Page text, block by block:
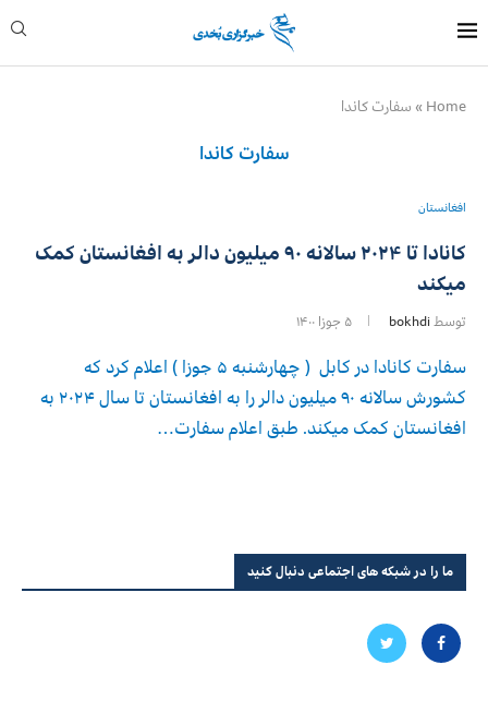
Home
» سفارت کاندا
سفارت کاندا
افغانستان
کانادا تا ۲۰۲۴ سالانه ۹۰ میلیون دالر به افغانستان کمک
میکند
توسط bokhdi ۵ جوزا ۱۴۰۰
سفارت کانادا در کابل ( چهارشنبه ۵ جوزا ) اعلام کرد که
کشورش سالانه ۹۰ میلیون دالر را به افغانستان تا سال ۲۰۲۴ به
افغانستان کمک میکند. طبق اعلام سفارت…
ما را در شبکه های اجتماعی دنبال کنید